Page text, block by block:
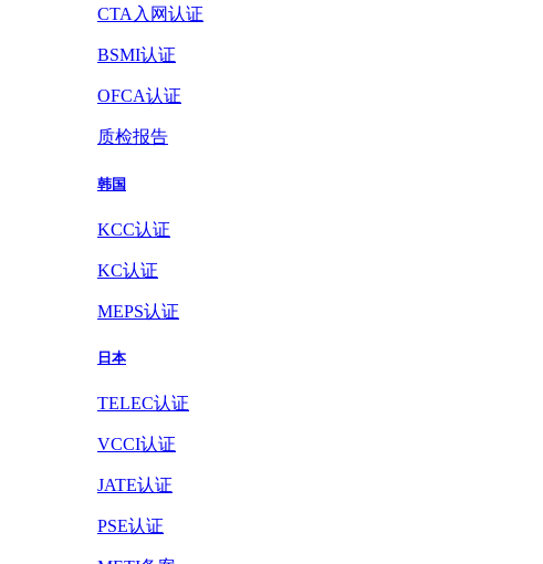
CTA入网认证
BSMI认证
OFCA认证
质检报告
韩国
KCC认证
KC认证
MEPS认证
日本
TELEC认证
VCCI认证
JATE认证
PSE认证